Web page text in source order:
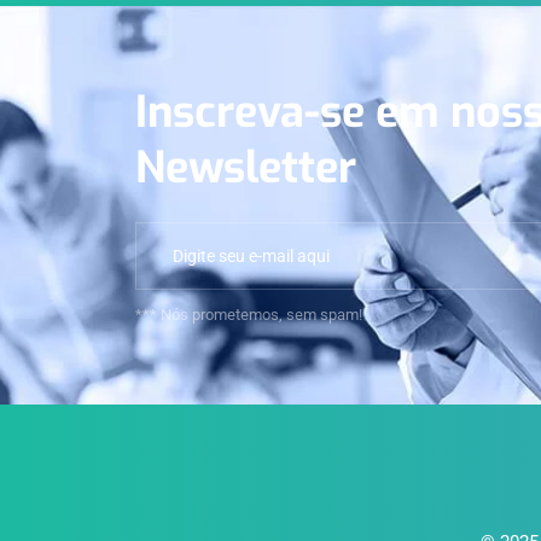
Inscreva-se em
Newsletter
*** Nós prometemos, sem spam!